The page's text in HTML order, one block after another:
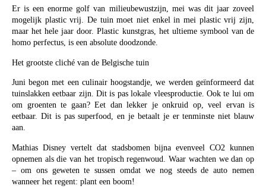
Er is een enorme golf van milieubewustzijn, mei was dit jaar zoveel
mogelijk plastic vrij. De tuin moet niet enkel in mei plastic vrij zijn,
maar het hele jaar door. Plastic kunstgras, het ultieme symbool van de
homo perfectus, is een absolute doodzonde.
Het grootste cliché van de Belgische tuin
Juni begon met een culinair hoogstandje, we werden geïnformeerd dat
tuinslakken eetbaar zijn. Dit is pas lokale vleesproductie. Ook te lui om
om groenten te gaan? Eet dan lekker je onkruid op, veel ervan is
eetbaar. Dit is pas superfood, en je betaalt je er tenminste niet blauw
aan.
Mathias Disney vertelt dat stadsbomen bijna evenveel CO2 kunnen
opnemen als die van het tropisch regenwoud. Waar wachten we dan op
– om ons geweten te sussen omdat we nog steeds de auto nemen
wanneer het regent: plant een boom!